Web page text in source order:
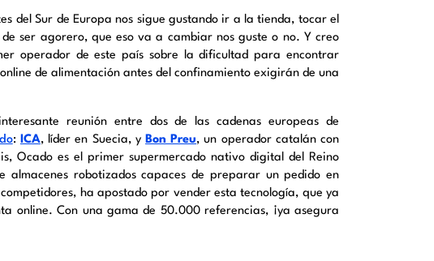
del Sur de Europa nos sigue gustando ir a la tienda, tocar el
ser agorero, que eso va a cambiar nos guste o no. Y creo
operador de este país sobre la dificultad para encontrar
de alimentación antes del confinamiento exigirán de una
reunión entre dos de las cadenas europeas de
: ICA, líder en Suecia, y Bon Preu, un operador catalán con
Ocado es el primer supermercado nativo digital del Reino
almacenes robotizados capaces de preparar un pedido en
ha apostado por vender esta tecnología, que ya
online. Con una gama de 50.000 referencias, ¡ya asegura